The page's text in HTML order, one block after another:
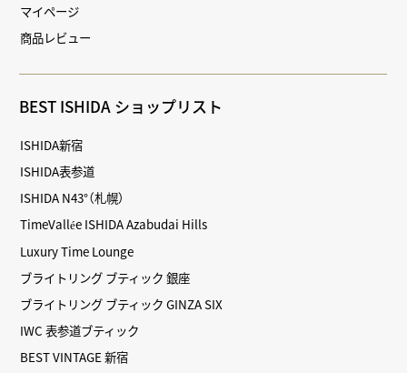
マイページ
商品レビュー
BEST ISHIDA ショップリスト
ISHIDA新宿
ISHIDA表参道
ISHIDA N43°（札幌）
TimeVallée ISHIDA Azabudai Hills
Luxury Time Lounge
ブライトリング ブティック 銀座
ブライトリング ブティック GINZA SIX
IWC 表参道ブティック
BEST VINTAGE 新宿